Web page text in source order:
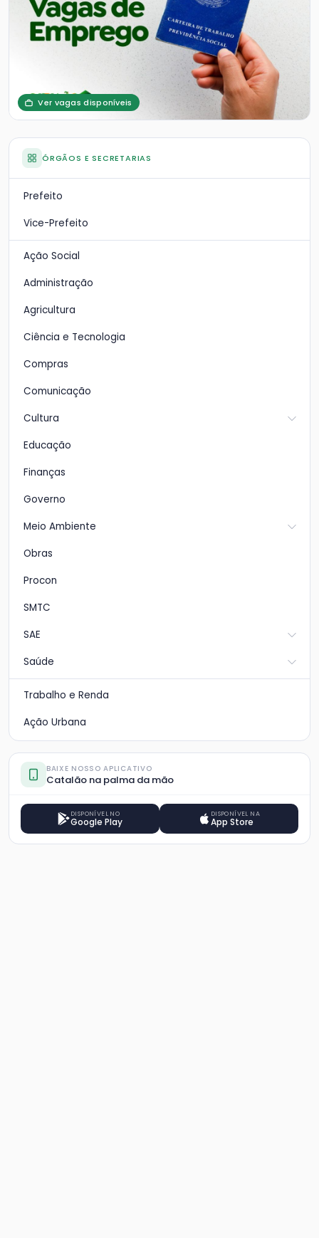
Ver vagas disponíveis
ÓRGÃOS E SECRETARIAS
Prefeito
Vice-Prefeito
Ação Social
Administração
Agricultura
Ciência e Tecnologia
Compras
Comunicação
Cultura
Educação
Finanças
Governo
Meio Ambiente
Obras
Procon
SMTC
SAE
Saúde
Trabalho e Renda
Ação Urbana
BAIXE NOSSO APLICATIVO
Catalão na palma da mão
DISPONÍVEL NO
Google Play
DISPONÍVEL NA
App Store